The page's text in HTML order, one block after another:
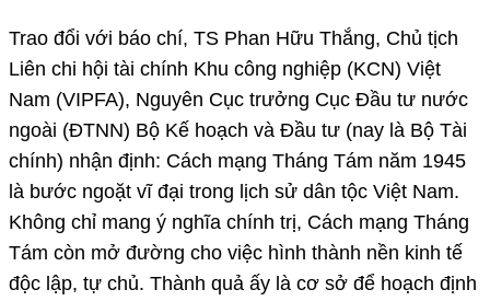
Trao đổi với báo chí, TS Phan Hữu Thắng, Chủ tịch
Liên chi hội tài chính Khu công nghiệp (KCN) Việt
Nam (VIPFA), Nguyên Cục trưởng Cục Đầu tư nước
ngoài (ĐTNN) Bộ Kế hoạch và Đầu tư (nay là Bộ Tài
chính) nhận định: Cách mạng Tháng Tám năm 1945
là bước ngoặt vĩ đại trong lịch sử dân tộc Việt Nam.
Không chỉ mang ý nghĩa chính trị, Cách mạng Tháng
Tám còn mở đường cho việc hình thành nền kinh tế
độc lập, tự chủ. Thành quả ấy là cơ sở để hoạch định